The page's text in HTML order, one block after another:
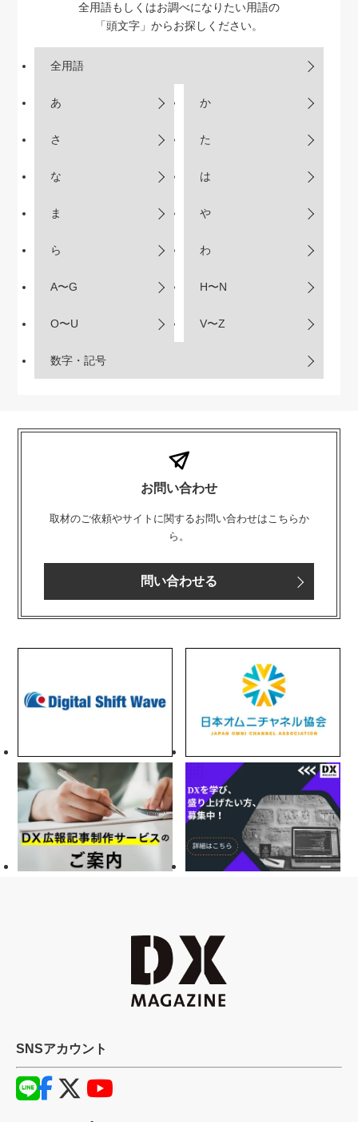
全用語もしくはお調べになりたい用語の
「頭文字」からお探しください。
全用語
あ か
さ た
な は
ま や
ら わ
A〜G H〜N
O〜U V〜Z
数字・記号
お問い合わせ
取材のご依頼やサイトに関するお問い合わせはこちらか
ら。
問い合わせる
SNSアカウント